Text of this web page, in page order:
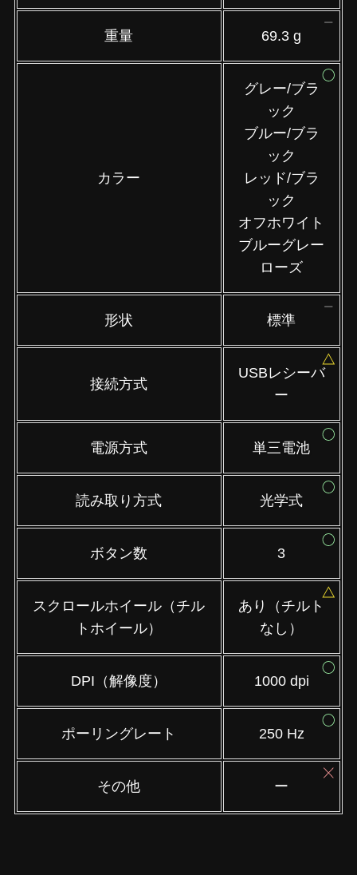
重量 69.3 g
カラー
グレー/ブラ
ック
ブルー/ブラ
ック
レッド/ブラ
ック
オフホワイト
ブルーグレー
ローズ
形状 標準
接続方式
USBレシーバ
ー
電源方式 単三電池
読み取り方式 光学式
ボタン数 3
スクロールホイール（チル
トホイール）
あり（チルト
なし）
DPI（解像度） 1000 dpi
ポーリングレート 250 Hz
その他 ー